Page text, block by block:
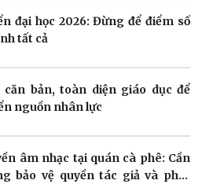
Công nghệ
Sành điệu
Trải nghiệm
Chuyển đổi số
đại học 2026: Đừng để điểm số
tất cả
bản, toàn diện giáo dục để
nguồn nhân lực
âm nhạc tại quán cà phê: Cần
bảo vệ quyền tác giả và phát